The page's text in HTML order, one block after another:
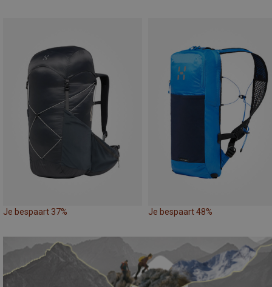
Je bespaart 37% Je bespaart 48%